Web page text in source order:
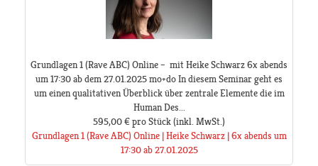
Grundlagen 1 (Rave ABC) Online – mit Heike Schwarz 6x abends
um 17:30 ab dem 27.01.2025 mo+do In diesem Seminar geht es
um einen qualitativen Überblick über zentrale Elemente die im
Human Des...
595,00 €pro Stück(inkl. MwSt.)
Grundlagen 1 (Rave ABC) Online | Heike Schwarz | 6x abends um
17:30 ab 27.01.2025